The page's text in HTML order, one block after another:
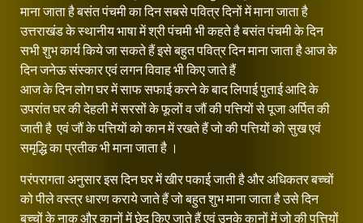
माना जाता है बसंत पंचमी का दिन सबसे पवित्र दिनों में माना जाता है
उत्तराखंड के स्थानीय भाषा में श्री पंचमी भी कहते है बसंत पंचमी के दिन
सभी शुभ कार्य किये जा सकते हैं इसे बहुत पवित्र दिन माना जाता है आज के
दिन जनेऊ संस्कार एवं लगन विवाह भी किए जाते हैं
आज के दिन लोग घर में साफ सफाई करने के बाद लिपाई पुताई आदि के
उपरांत घर की देहली में सरसों के फूलों व जौं की पत्तियों से पूजा अर्पित की
जाती है एवं जौं के पत्तियों को कान में रखते हैं जो की पत्तियों को सुख एवं
समृद्धि का प्रतीक भी माना जाता है ।
परंपरागता अनुसार इस दिन घर में खीर पकाई जाती है और अधिकतर बच्चों
को पीले वस्त्र धारण कराये जाते हैं जो बहुत शुभ माना जाता है उसे दिन
बच्चों के नाक और कानों में छेद किए जाते हैं एवं उनके कानों में जो की पत्तियों